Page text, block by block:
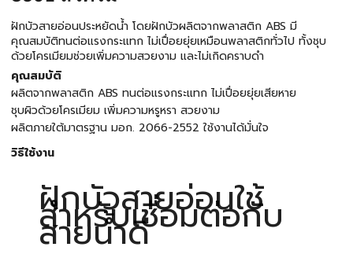
ฝักบัวสายอ่อนประหยัดน้ำ โดยฝักบัวผลิตจากพลาสติก ABS มี
คุณสมบัติทนต่อแรงกระแทก ไม่เปื่อยยุ่ยเหมือนพลาสติกทั่วไป ทั้งชุบ
ด้วยโครเมียมช่วยเพิ่มความสวยงาม และไม่เกิดคราบดำ
คุณสมบัติ
ผลิตจากพลาสติก ABS ทนต่อแรงกระแทก ไม่เปื่อยยุ่ยเสียหาย
ชุบผิวด้วยโครเมียม เพิ่มความหรูหรา สวยงาม
ผลิตภายใต้มาตรฐาน มอก. 2066-2552 ใช้งานได้มั่นใจ
วิธีใช้งาน
ฝักบัวสายอ่อนใช้
สำหรับเชื่อมต่อกับ
สายน้ำดี